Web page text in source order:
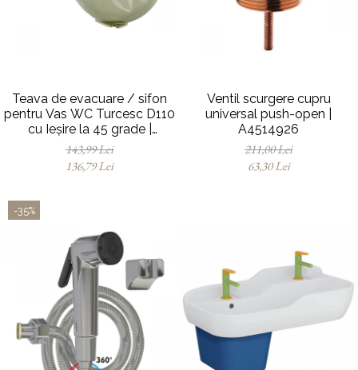
Baterii pentru bideu
Robinete masina de spalat
Teava de evacuare / sifon
pentru Vas WC Turcesc D110
cu Ieșire la 45 grade |
MP010153905
143,99 Lei
136,79 Lei
Ventil scurgere cupru
universal push-open |
A4514926
211,00 Lei
63,30 Lei
-35%